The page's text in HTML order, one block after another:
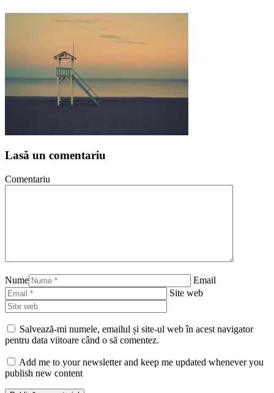
Lasă un comentariu
Comentariu
Nume
Email
Site web
Salvează-mi numele, emailul și site-ul web în acest navigator
pentru data viitoare când o să comentez.
Add me to your newsletter and keep me updated whenever you
publish new content